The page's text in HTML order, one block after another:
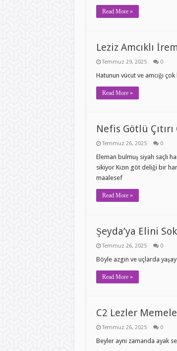
Read More »
Leziz Amcıklı
Temmuz 29, 2025 0
Hatunun vücut ve amcığı
Read More »
Nefis Götlü
Temmuz 26, 2025 0
Eleman bulmuş siyah saçlı
sikiyor Kızın göt deliği bir
maalesef
Read More »
Şeyda’ya Elini
Temmuz 26, 2025 0
Böyle azgın ve uçlarda
Read More »
C2 Lezler
Temmuz 26, 2025 0
Beyler aynı zamanda ayak